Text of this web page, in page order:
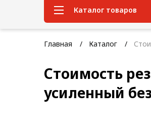
Каталог товаров
Система
Конструкционная трубная
система
Главная Каталог
Стоимость
усиленный